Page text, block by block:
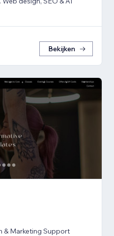
Bekijken
& Marketing Support